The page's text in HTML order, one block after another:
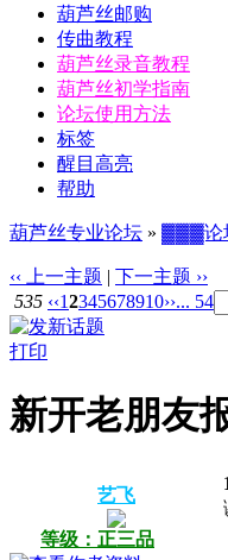
葫芦丝邮购
传曲教程
葫芦丝录音教程
葫芦丝初学指南
论坛使用方法
标签
醒目高亮
帮助
葫芦丝专业论坛 » ▓▓▓论
‹‹ 上一主题 | 下一主题 ››
535 ‹‹12345678910››... 54
打印
新开老朋友
艺飞
等级：正三品